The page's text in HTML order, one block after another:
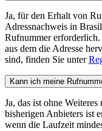
Ja, für den Erhalt von
Adressnachweis in
Rufnummer erforderlich.
aus dem die Adresse
sind, finden Sie unter
Kann ich meine
Ja, das ist ohne
bisherigen Anbieters ist
wenn die Laufzeit